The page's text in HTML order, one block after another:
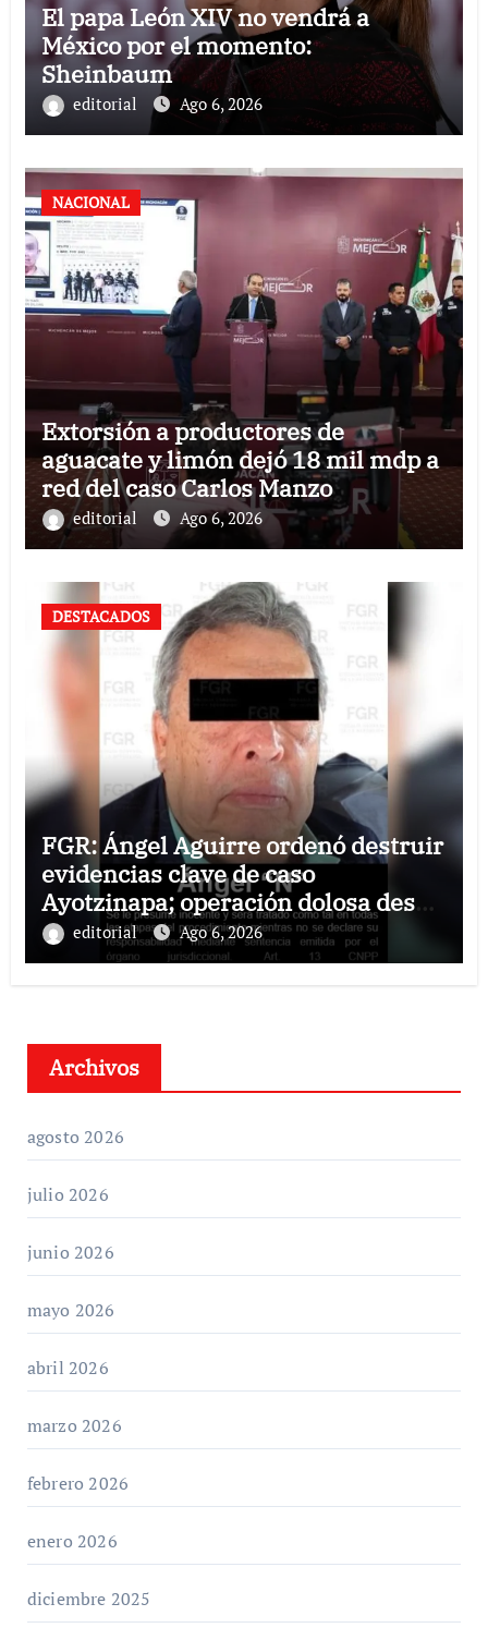
El papa León XIV no vendrá a
México por el momento:
Sheinbaum
editorial Ago 6, 2026
NACIONAL
Extorsión a productores de
aguacate y limón dejó 18 mil mdp a
red del caso Carlos Manzo
editorial Ago 6, 2026
DESTACADOS
FGR: Ángel Aguirre ordenó destruir
evidencias clave de caso
Ayotzinapa; operación dolosa desde
el ejecutivo estatal
editorial Ago 6, 2026
Archivos
agosto 2026
julio 2026
junio 2026
mayo 2026
abril 2026
marzo 2026
febrero 2026
enero 2026
diciembre 2025